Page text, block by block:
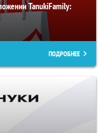
TanukiFamily:
ПОДРОБНЕЕ